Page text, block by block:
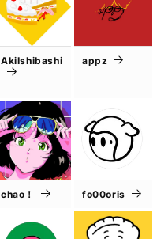
AkiIshibashi appz
chao！ fo00oris